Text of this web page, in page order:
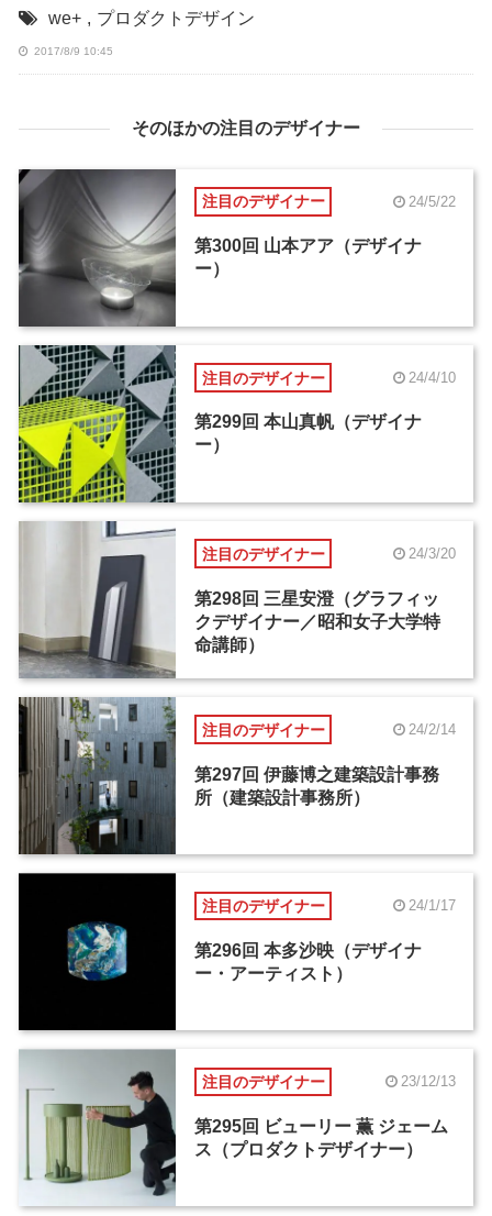
we+ , プロダクトデザイン
2017/8/9 10:45
そのほかの注目のデザイナー
注目のデザイナー 24/5/22
第300回 山本アア（デザイナ
ー）
注目のデザイナー 24/4/10
第299回 本山真帆（デザイナ
ー）
注目のデザイナー 24/3/20
第298回 三星安澄（グラフィッ
クデザイナー／昭和女子大学特
命講師）
注目のデザイナー 24/2/14
第297回 伊藤博之建築設計事務
所（建築設計事務所）
注目のデザイナー 24/1/17
第296回 本多沙映（デザイナ
ー・アーティスト）
注目のデザイナー 23/12/13
第295回 ビューリー 薫 ジェーム
ス（プロダクトデザイナー）